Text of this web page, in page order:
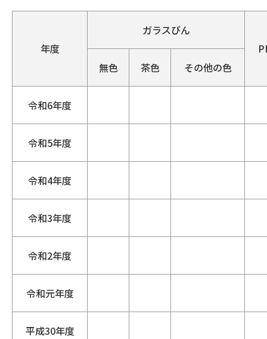
年度
ガラスびん
無色
茶色 その他の色
令和6年度
令和5年度
令和4年度
令和3年度
令和2年度
令和元年度
平成30年度